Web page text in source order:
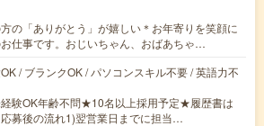
の「ありがとう」が嬉しい＊お年寄りを笑顔に
仕事です。おじいちゃん、おばあちゃ…
/ ブランクOK / パソコンスキル不要 / 英語力不
験OK年齢不問★10名以上採用予定★履歴書は
募後の流れ1)翌営業日までに担当…